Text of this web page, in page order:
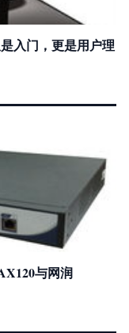
入门，更是用户理
与网润